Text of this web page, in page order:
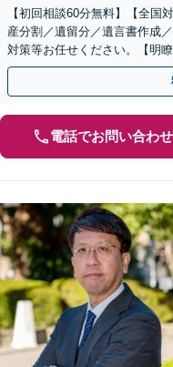
【初回相談60分無料】【全国
産分割／遺留分／遺言書作成
対策等お任せください。【明
話相談可】
電話でお問い合わせ